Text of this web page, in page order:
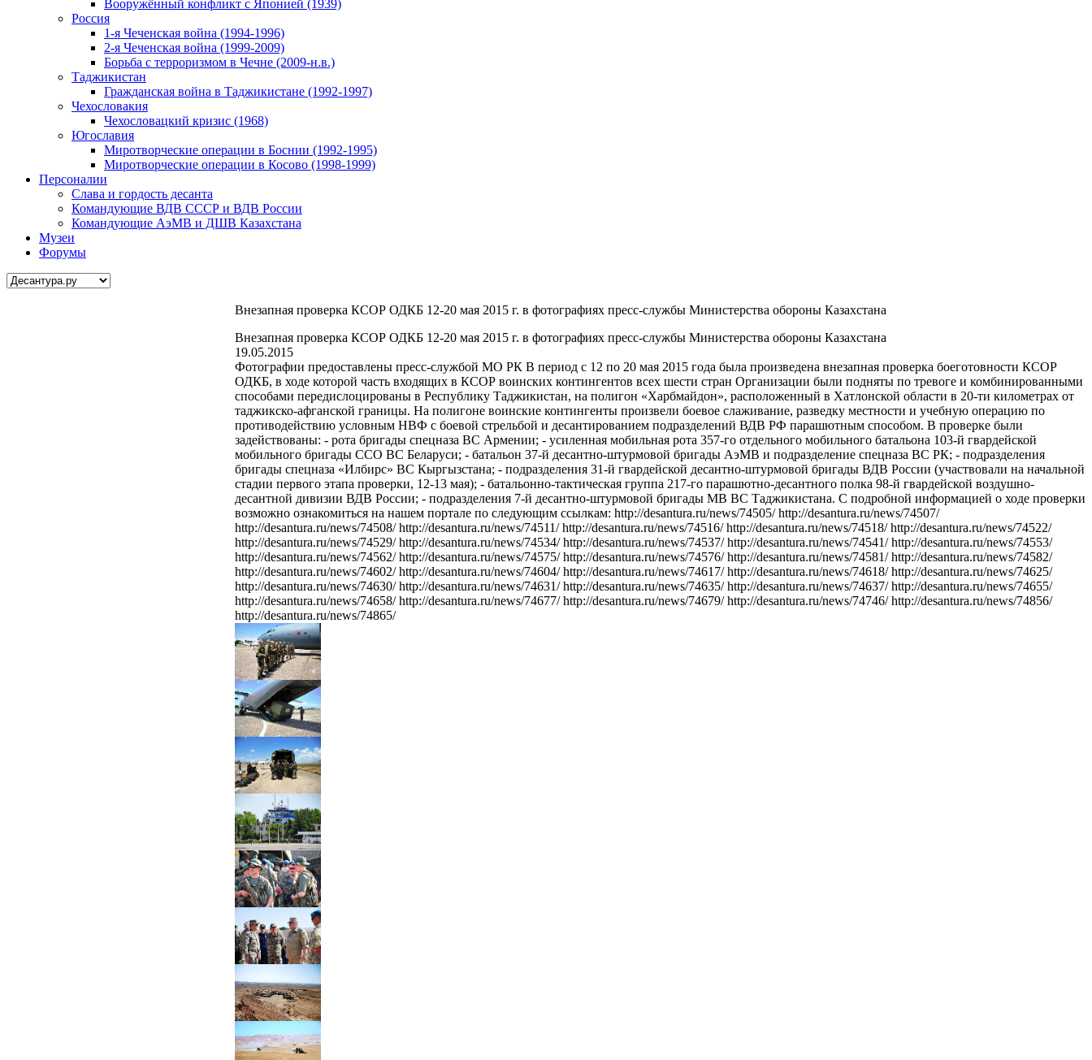
Вооружённый конфликт с Японией (1939)
Россия
1-я Чеченская война (1994-1996)
2-я Чеченская война (1999-2009)
Борьба с терроризмом в Чечне (2009-н.в.)
Таджикистан
Гражданская война в Таджикистане (1992-1997)
Чехословакия
Чехословацкий кризис (1968)
Югославия
Миротворческие операции в Боснии (1992-1995)
Миротворческие операции в Косово (1998-1999)
Персоналии
Слава и гордость десанта
Командующие ВДВ СССР и ВДВ России
Командующие АэМВ и ДШВ Казахстана
Музеи
Форумы
Внезапная проверка КСОР ОДКБ 12-20 мая 2015 г. в фотографиях пресс-службы Министерства обороны Казахстана
Внезапная проверка КСОР ОДКБ 12-20 мая 2015 г. в фотографиях пресс-службы Министерства обороны Казахстана
19.05.2015
Фотографии предоставлены пресс-службой МО РК В период с 12 по 20 мая 2015 года была произведена внезапная проверка боеготовности КСОР
ОДКБ, в ходе которой часть входящих в КСОР воинских контингентов всех шести стран Организации были подняты по тревоге и комбинированными
способами передислоцированы в Республику Таджикистан, на полигон «Харбмайдон», расположенный в Хатлонской области в 20-ти километрах от
таджикско-афганской границы. На полигоне воинские контингенты произвели боевое слаживание, разведку местности и учебную операцию по
противодействию условным НВФ с боевой стрельбой и десантированием подразделений ВДВ РФ парашютным способом. В проверке были
задействованы: - рота бригады спецназа ВС Армении; - усиленная мобильная рота 357-го отдельного мобильного батальона 103‑й гвардейской
мобильного бригады ССО ВС Беларуси; - батальон 37-й десантно-штурмовой бригады АэМВ и подразделение спецназа ВС РК; - подразделения
бригады спецназа «Илбирс» ВС Кыргызстана; - подразделения 31-й гвардейской десантно-штурмовой бригады ВДВ России (участвовали на начальной
стадии первого этапа проверки, 12-13 мая); - батальонно-тактическая группа 217-го парашютно-десантного полка 98-й гвардейской воздушно-
десантной дивизии ВДВ России; - подразделения 7-й десантно-штурмовой бригады МВ ВС Таджикистана. С подробной информацией о ходе проверки
возможно ознакомиться на нашем портале по следующим ссылкам: http://desantura.ru/news/74505/ http://desantura.ru/news/74507/
http://desantura.ru/news/74508/ http://desantura.ru/news/74511/ http://desantura.ru/news/74516/ http://desantura.ru/news/74518/ http://desantura.ru/news/74522/
http://desantura.ru/news/74529/ http://desantura.ru/news/74534/ http://desantura.ru/news/74537/ http://desantura.ru/news/74541/ http://desantura.ru/news/74553/
http://desantura.ru/news/74562/ http://desantura.ru/news/74575/ http://desantura.ru/news/74576/ http://desantura.ru/news/74581/ http://desantura.ru/news/74582/
http://desantura.ru/news/74602/ http://desantura.ru/news/74604/ http://desantura.ru/news/74617/ http://desantura.ru/news/74618/ http://desantura.ru/news/74625/
http://desantura.ru/news/74630/ http://desantura.ru/news/74631/ http://desantura.ru/news/74635/ http://desantura.ru/news/74637/ http://desantura.ru/news/74655/
http://desantura.ru/news/74658/ http://desantura.ru/news/74677/ http://desantura.ru/news/74679/ http://desantura.ru/news/74746/ http://desantura.ru/news/74856/
http://desantura.ru/news/74865/